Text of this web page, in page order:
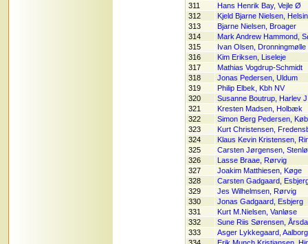
311
Hans Henrik Bay, Vejle Ø
312
Kjeld Bjarne Nielsen,
313
Bjarne Nielsen, Broager
314
Mark Andrew Hammond,
315
Ivan Olsen, Dronningmølle
316
Kim Eriksen, Liseleje
317
Mathias Vogdrup-Schmidt
318
Jonas Pedersen, Uldum
319
Philip Elbek, Kbh NV
320
Susanne Boutrup, Harlev J
321
Kresten Madsen, Holbæk
322
Simon Berg Pedersen,
323
Kurt Christensen,
324
Klaus Kevin Kristensen,
325
Carsten Jørgensen,
326
Lasse Braae, Rørvig
327
Joakim Matthiesen, Køge
328
Carsten Gadgaard,
329
Jes Wilhelmsen, Rørvig
330
Jonas Gadgaard, Esbjerg
331
Kurt M.Nielsen, Vanløse
332
Sune Riis Sørensen,
333
Asger Lykkegaard, Aalborg